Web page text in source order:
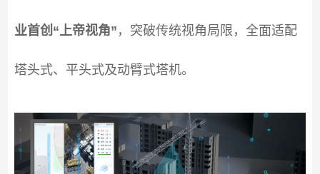
业首创“上帝视角” ，突破传统视角局限，全面适配
塔头式、平头式及动臂式塔机。